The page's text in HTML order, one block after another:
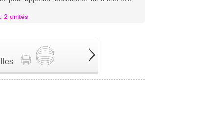
2 unités